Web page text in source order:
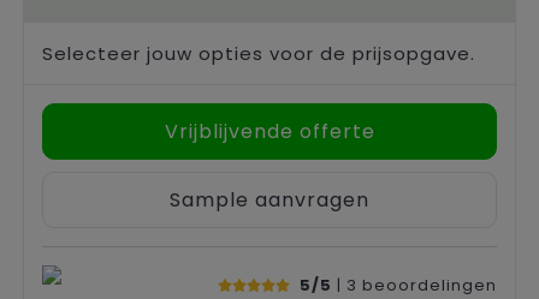
Selecteer jouw opties voor de prijsopgave.
Vrijblijvende offerte
Sample aanvragen
5/5 | 3 beoordelingen